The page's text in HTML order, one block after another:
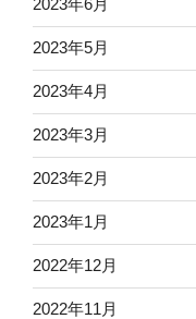
2023年6月
2023年5月
2023年4月
2023年3月
2023年2月
2023年1月
2022年12月
2022年11月